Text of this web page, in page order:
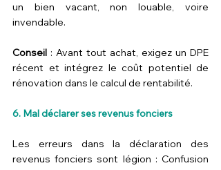
un bien vacant, non louable, voire
invendable.
Conseil : Avant tout achat, exigez un DPE
récent et intégrez le coût potentiel de
rénovation dans le calcul de rentabilité.
6. Mal déclarer ses revenus fonciers
Les erreurs dans la déclaration des
revenus fonciers sont légion : Confusion